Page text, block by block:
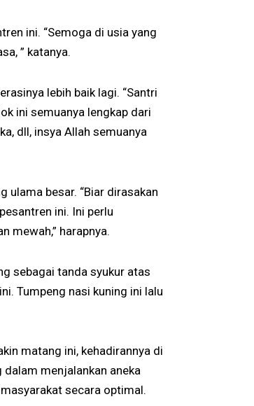
ini. “Semoga di usia yang
” katanya.
lebih baik lagi. “Santri
ini semuanya lengkap dari
dll, insya Allah semuanya
ulama besar. “Biar dirasakan
ini. Ini perlu
mewah,” harapnya.
sebagai tanda syukur atas
Tumpeng nasi kuning ini lalu
matang ini, kehadirannya di
menjalankan aneka
secara optimal.